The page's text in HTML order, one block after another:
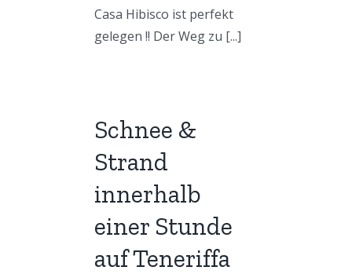
Casa Hibisco ist perfekt
gelegen !! Der Weg zu [...]
Schnee &
Strand
innerhalb
einer Stunde
auf Teneriffa